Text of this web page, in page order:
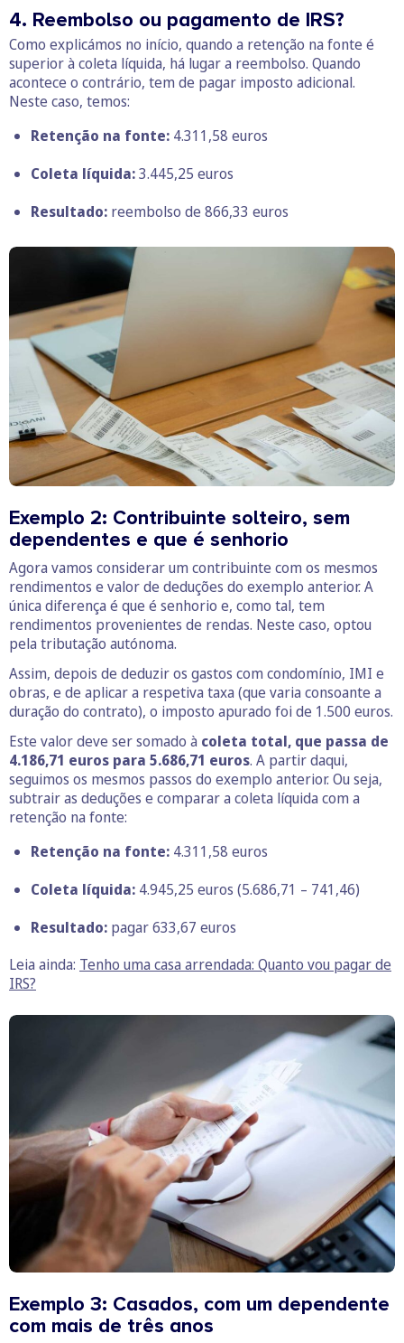
4. Reembolso ou pagamento de IRS?
Como explicámos no início, quando a retenção na fonte é
superior à coleta líquida, há lugar a reembolso. Quando
acontece o contrário, tem de pagar imposto adicional.
Neste caso, temos:
Retenção na fonte: 4.311,58 euros
Coleta líquida:3.445,25 euros
Resultado: reembolso de 866,33 euros
Exemplo 2: Contribuinte solteiro, sem
dependentes e que é senhorio
Agora vamos considerar um contribuinte com os mesmos
rendimentos e valor de deduções do exemplo anterior. A
única diferença é que é senhorio e, como tal, tem
rendimentos provenientes de rendas. Neste caso, optou
pela tributação autónoma.
Assim, depois de deduzir os gastos com condomínio, IMI e
obras, e de aplicar a respetiva taxa (que varia consoante a
duração do contrato), o imposto apurado foi de 1.500 euros.
Este valor deve ser somado à coleta total, que passa de
4.186,71 euros para 5.686,71 euros. A partir daqui,
seguimos os mesmos passos do exemplo anterior. Ou seja,
subtrair as deduções e comparar a coleta líquida com a
retenção na fonte:
Retenção na fonte: 4.311,58 euros
Coleta líquida: 4.945,25 euros (5.686,71 – 741,46)
Resultado: pagar 633,67 euros
Leia ainda: Tenho uma casa arrendada: Quanto vou pagar de
IRS?
Exemplo 3: Casados, com um dependente
com mais de três anos